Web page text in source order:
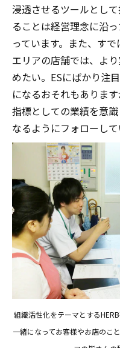
浸透させるツールとし
ることは経営理念に沿
っています。また、す
エリアの店舗では、よ
めたい。ESにばかり注
になるおそれもありま
指標としての業績を意
なるようにフォローし
組織活性化をテーマとする
一緒になってお客様やお店のこ